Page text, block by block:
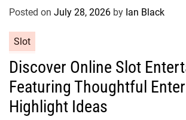
r
s
Posted on July 28, 2026 by Ian Black
a
e
g
o
Slot
Discover Online Slot
Featuring Thoughtful
Highlight Ideas